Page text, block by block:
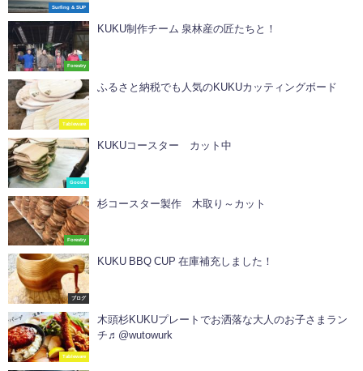
Surfing & SUP
Forestry
KUKU制作チーム 泉林産の匠たちと！
Tableware
ふるさと納税でも人気のKUKUカッティングボード
Goods
KUKUコースター カット中
Forestry
杉コースター製作 木取り～カット
ブログ
KUKU BBQ CUP 在庫補充しました！
Tableware
木頭杉KUKUプレートでお洒落な大人のお子さまラン
チ♬@wutowurk